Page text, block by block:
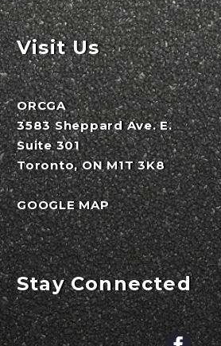
Visit Us
ORCGA
3583 Sheppard Ave. E.
Suite 301
Toronto, ON M1T 3K8
GOOGLE MAP
Stay Connected